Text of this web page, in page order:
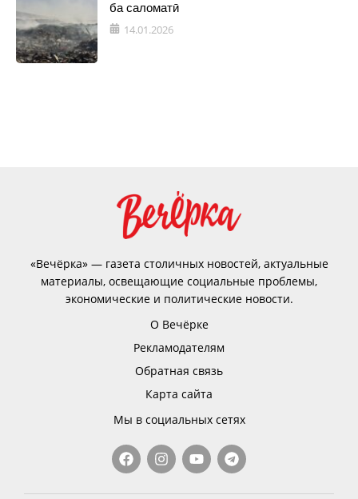
ба саломатӣ
14.01.2026
«Вечёрка» — газета столичных новостей, актуальные
материалы, освещающие социальные проблемы,
экономические и политические новости.
О Вечёрке
Рекламодателям
Обратная связь
Карта сайта
Мы в социальных сетях